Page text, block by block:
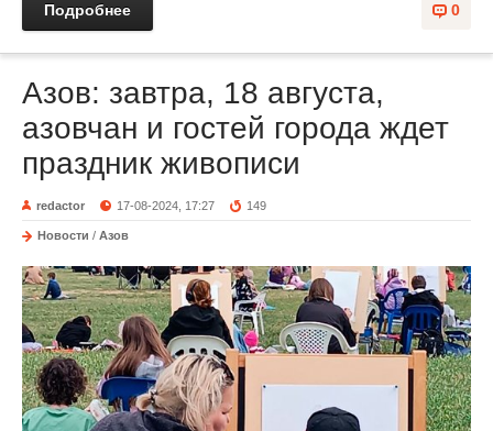
0
Подробнее
Азов: завтра, 18 августа,
азовчан и гостей города ждет
праздник живописи
redactor 17-08-2024, 17:27 149
Новости / Азов